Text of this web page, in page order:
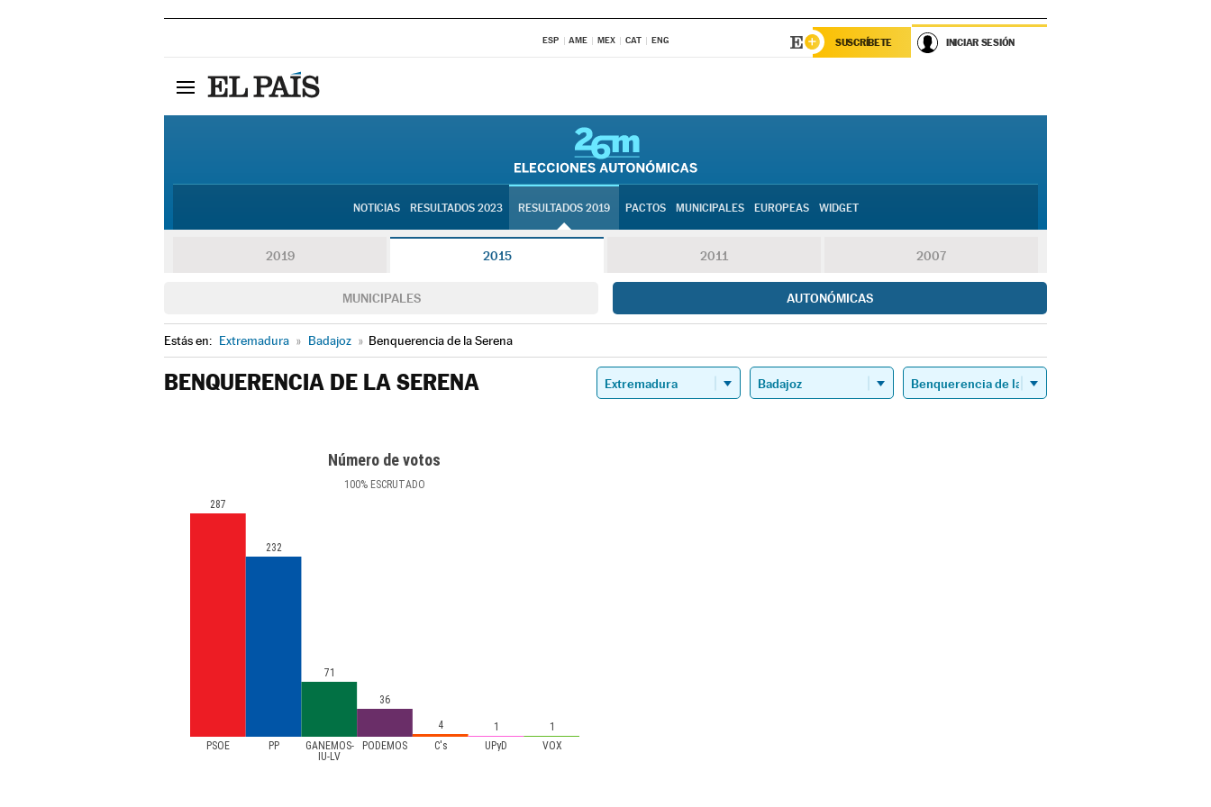
ESP AME MEX CAT ENG SUSCRÍBETE INICIAR SESIÓN
NOTICIAS RESULTADOS 2023 RESULTADOS 2019 PACTOS MUNICIPALES EUROPEAS WIDGET
2019 2015 2011 2007
MUNICIPALES AUTONÓMICAS
Estás en: Extremadura » Badajoz » Benquerencia de la Serena
BENQUERENCIA DE LA SERENA
Número de votos
100%ESCRUTADO
PSOE PP
GANEMOS-
IU-LV
PODEMOS C's UPyD VOX
287
232
71
36
4
1 1